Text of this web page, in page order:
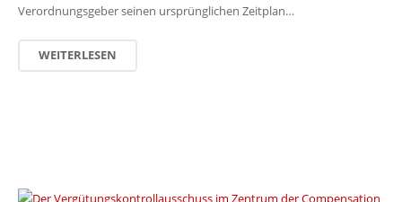
Verordnungsgeber seinen ursprünglichen Zeitplan…
WEITERLESEN